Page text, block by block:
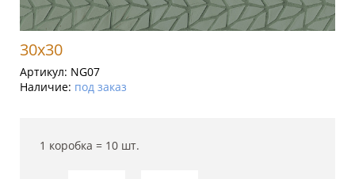
30x30
Артикул: NG07
Наличие: под заказ
1 коробка = 10 шт.